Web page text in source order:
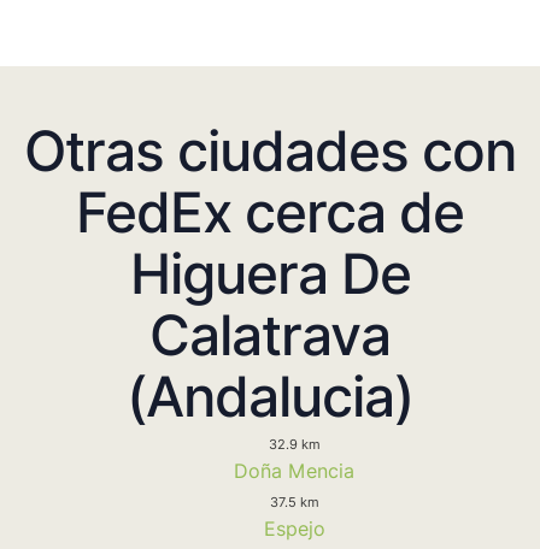
Otras ciudades con
FedEx cerca de
Higuera De
Calatrava
(Andalucia)
32.9 km
Doña Mencia
37.5 km
Espejo